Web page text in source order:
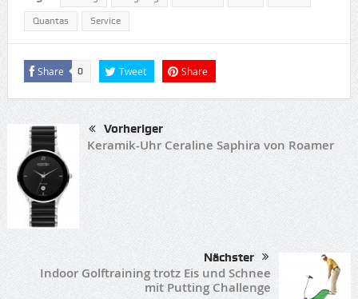
Quantas Service
Share 0 Tweet Share
Vorheriger
Keramik-Uhr Ceraline Saphira von Roamer
Nächster
Indoor Golftraining trotz Eis und Schnee
mit Putting Challenge